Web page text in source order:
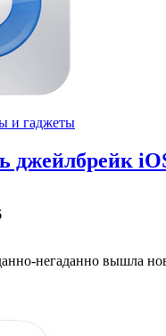
и гаджеты
джейлбрейк
негаданно вышла